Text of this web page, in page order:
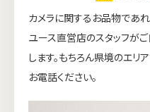
カメラに関するお品物であ
ユース直営店のスタッフが
します。もちろん県境のエリ
お電話ください。